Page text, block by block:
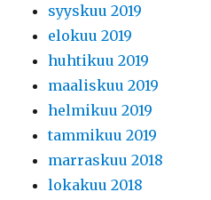
syyskuu 2019
elokuu 2019
huhtikuu 2019
maaliskuu 2019
helmikuu 2019
tammikuu 2019
marraskuu 2018
lokakuu 2018